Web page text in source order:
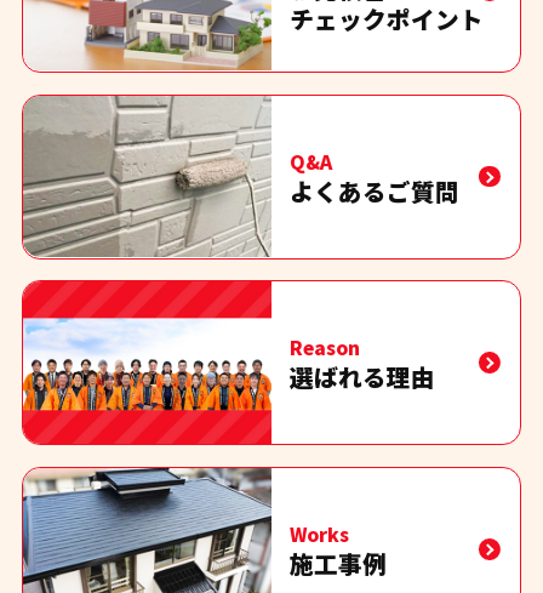
チェックポイント
Q&A
よくあるご質問
Reason
選ばれる理由
Works
施工事例